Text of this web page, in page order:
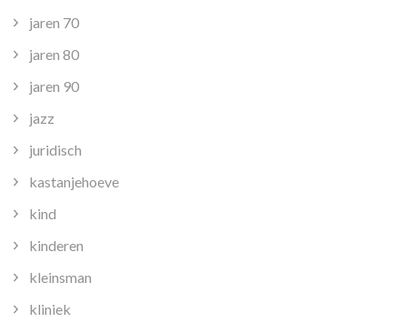
jaren 70
jaren 80
jaren 90
jazz
juridisch
kastanjehoeve
kind
kinderen
kleinsman
kliniek